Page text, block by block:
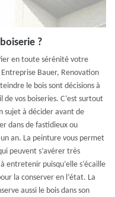
?
en toute sérénité votre
Entreprise Bauer, Renovation
le bois sont décisions à
vos boiseries. C’est surtout
sujet à décider avant de
dans de fastidieux ou
an. La peinture vous permet
peuvent s’avérer très
entretenir puisqu’elle s’écaille
la conserver en l’état. La
aussi le bois dans son